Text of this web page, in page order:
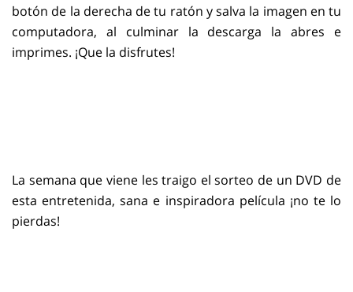
botón de la derecha de tu ratón y salva la imagen en tu
computadora, al culminar la descarga la abres e
imprimes. ¡Que la disfrutes!
La semana que viene les traigo el sorteo de un DVD de
esta entretenida, sana e inspiradora película ¡no te lo
pierdas!